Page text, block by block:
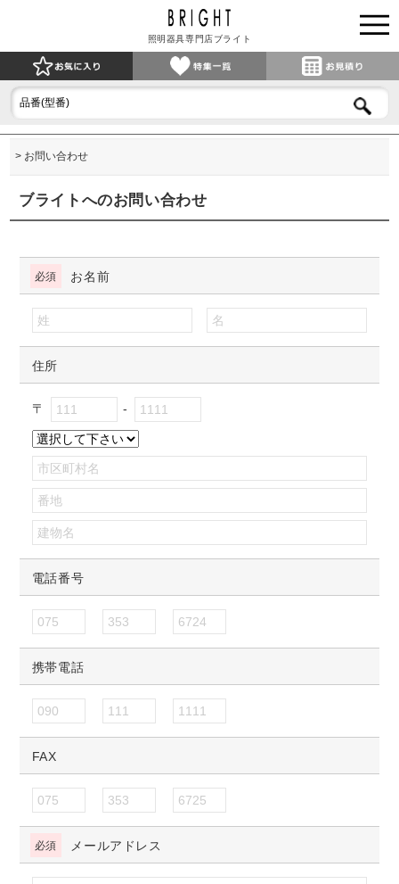
照明器具専門店ブライト
お問い合わせ
ブライトへのお問い合わせ
お名前
住所
〒
電話番号
携帯電話
FAX
メールアドレス